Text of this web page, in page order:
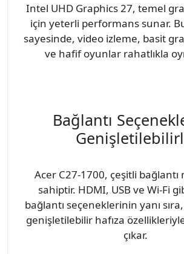
Intel UHD Graphics 27, temel
için yeterli performans sunar.
sayesinde, video izleme, basit
ve hafif oyunlar rahatlıkla
Bağlantı
Acer C27-1700, çeşitli bağlantı
sahiptir. HDMI, USB ve Wi-Fi
bağlantı seçeneklerinin yanı
genişletilebilir hafıza
çıkar.